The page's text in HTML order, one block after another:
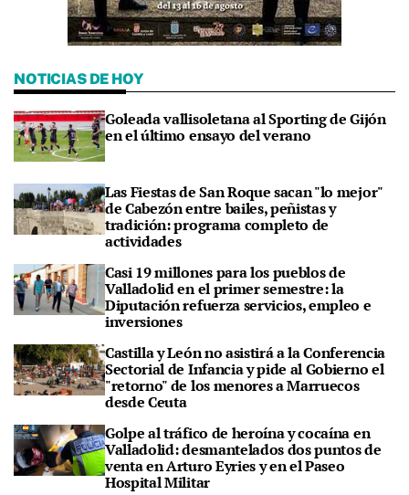
NOTICIAS DE HOY
Goleada vallisoletana al Sporting de Gijón
en el último ensayo del verano
Las Fiestas de San Roque sacan "lo mejor"
de Cabezón entre bailes, peñistas y
tradición: programa completo de
actividades
Casi 19 millones para los pueblos de
Valladolid en el primer semestre: la
Diputación refuerza servicios, empleo e
inversiones
Castilla y León no asistirá a la Conferencia
Sectorial de Infancia y pide al Gobierno el
"retorno" de los menores a Marruecos
desde Ceuta
Golpe al tráfico de heroína y cocaína en
Valladolid: desmantelados dos puntos de
venta en Arturo Eyries y en el Paseo
Hospital Militar